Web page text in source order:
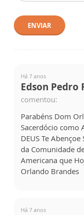
ENVIAR
Há 7 anos
Edson Pedro
comentou:
Parabéns Dom
Sacerdócio como
DEUS Te
da Comunidade
Americana que
Orlando Brandes
Há 7 anos